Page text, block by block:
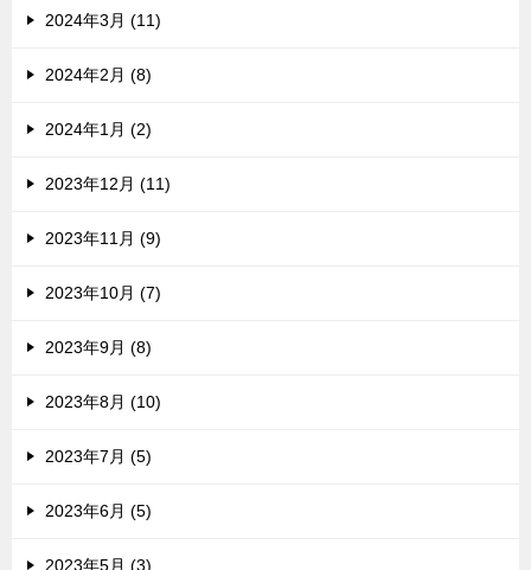
2024年3月 (11)
2024年2月 (8)
2024年1月 (2)
2023年12月 (11)
2023年11月 (9)
2023年10月 (7)
2023年9月 (8)
2023年8月 (10)
2023年7月 (5)
2023年6月 (5)
2023年5月 (3)